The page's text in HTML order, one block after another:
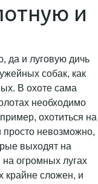
и
да и луговую дичь
собак, как
В охоте сама
необходимо
охотиться на
просто невозможно,
выходят на
на огромных лугах
крайне сложен, и